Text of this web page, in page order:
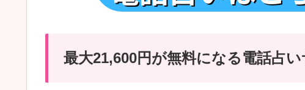
最大21,600円が無料になる電話占